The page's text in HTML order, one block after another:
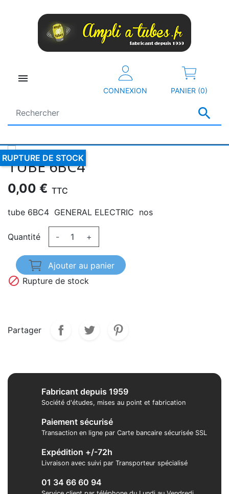


CONNEXION PANIER (0)
RUPTURE DE STOCK
TUBE 6BC4
0,00 € TTC
tube 6BC4 GENERAL ELECTRIC nos
Quantité - +
Ajouter au panier
 Rupture de stock
Partager
Fabricant depuis 1959
Société d'études, mises au point et fabrication
Paiement sécurisé
Transaction en ligne par Carte bancaire sécurisée SSL
Expédition +/-72h
Livraison avec suivi par Transporteur spécialisé
01 34 66 60 94